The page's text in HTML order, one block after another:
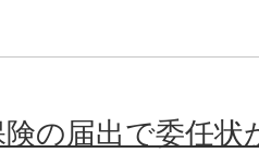
険の届出で委任